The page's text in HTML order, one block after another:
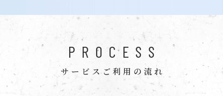
PROCESS
サービスご利用の流れ